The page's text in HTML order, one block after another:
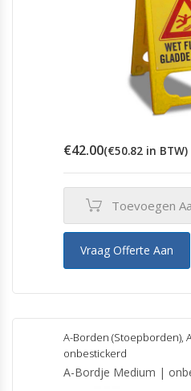
€42.00(€50.82 in BTW)
Toevoegen
Vraag Offerte Aan
A-Borden (Stoepborden),
onbestickerd
A-Bordje Medium |